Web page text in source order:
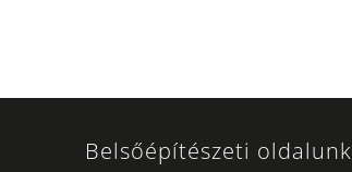
Belsőépítészeti oldalunk